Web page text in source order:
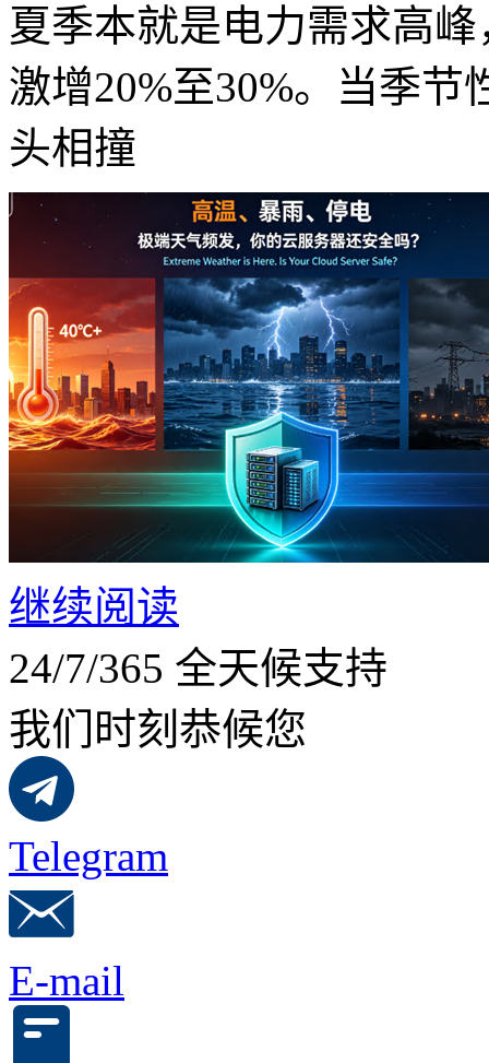
夏季本就是电力需求高
激增20%至30%。当季
头相撞
继续阅读
24/7/365 全天候支持
我们时刻恭候您
Telegram
E-mail